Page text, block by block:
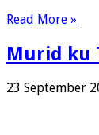
Read More »
Murid ku
23 September